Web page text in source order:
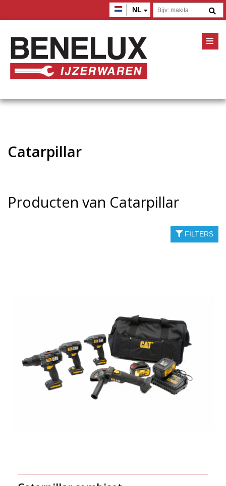
NL
Catarpillar
Producten van Catarpillar
FILTERS